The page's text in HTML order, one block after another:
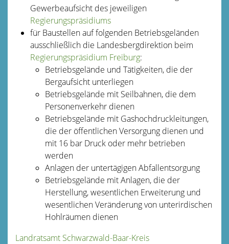
Gewerbeaufsicht des jeweiligen
Regierungspräsidiums
für Baustellen auf folgenden Betriebsgeländen
ausschließlich die Landesbergdirektion beim
Regierungspräsidium Freiburg:
Betriebsgelände und Tätigkeiten, die der
Bergaufsicht unterliegen
Betriebsgelände mit Seilbahnen, die dem
Personenverkehr dienen
Betriebsgelände mit Gashochdruckleitungen,
die der öffentlichen Versorgung dienen und
mit 16 bar Druck oder mehr betrieben
werden
Anlagen der untertägigen Abfallentsorgung
Betriebsgelände mit Anlagen, die der
Herstellung, wesentlichen Erweiterung und
wesentlichen Veränderung von unterirdischen
Hohlräumen dienen
Landratsamt Schwarzwald-Baar-Kreis